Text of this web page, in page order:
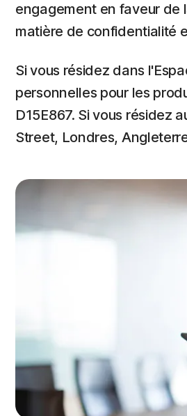
engagement en faveur de
matière de confidentialité
Si vous résidez dans
personnelles pour les
D15E867. Si vous résidez
Street, Londres,